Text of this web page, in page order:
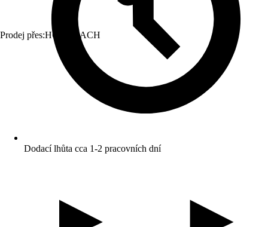
Prodej přes:HORNBACH
Dodací lhůta cca 1-2 pracovních dní